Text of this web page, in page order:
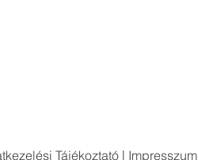
Tájékoztató | Impresszum